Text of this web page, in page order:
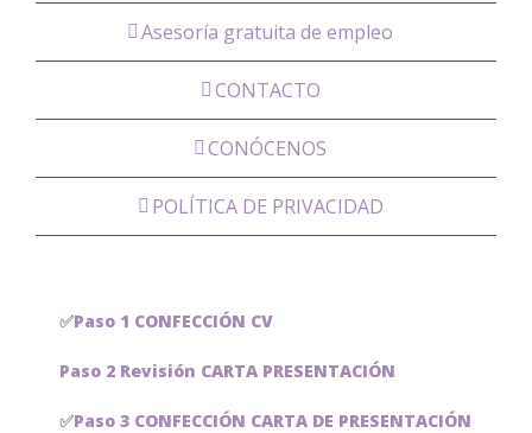
Asesoría gratuita de empleo
CONTACTO
CONÓCENOS
POLÍTICA DE PRIVACIDAD
✅Paso 1 CONFECCIÓN CV
Paso 2 Revisión CARTA PRESENTACIÓN
✅Paso 3 CONFECCIÓN CARTA DE PRESENTACIÓN